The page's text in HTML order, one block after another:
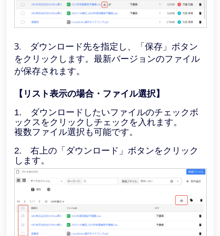
3. ダウンロード先を指定し、「保存」ボタン
をクリックします。最新バージョンのファイル
が保存されます。
【リスト表示の場合・ファイル選択】
1. ダウンロードしたいファイルのチェックボ
ックスをクリックしチェックを入れます。
複数ファイル選択も可能です。
2. 右上の「ダウンロード」ボタンをクリック
します。